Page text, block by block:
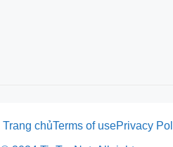
Trang chủTerms of usePrivacy